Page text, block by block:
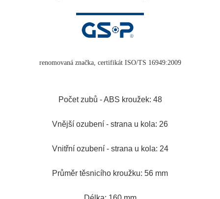
renomovaná značka, certifikát ISO/TS 16949:2009
Počet zubů - ABS kroužek: 48
Vnější ozubení - strana u kola: 26
Vnitřní ozubení - strana u kola: 24
Průměr těsnicího kroužku: 56 mm